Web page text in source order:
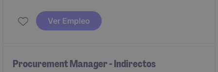
requerimientos MRP. Administra inventarios y niveles
de stock para evitar faltantes y optimizar el
resolver problemas de suministro y mejorar el
Ver Empleo
Procurement Manager - Indirectos